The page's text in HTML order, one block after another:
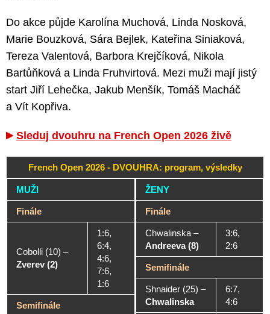
Do akce půjde Karolína Muchová, Linda Nosková,
Marie Bouzková, Sára Bejlek, Kateřina Siniaková,
Tereza Valentová, Barbora Krejčíková, Nikola
Bartůňková a Linda Fruhvirtová. Mezi muži mají jistý
start Jiří Lehečka, Jakub Menšík, Tomáš Macháč
a Vít Kopřiva.
Sleduj dvouhru na French Open 2026 živě
French Open 2026 - DVOUHRA: program, výsledky
MUŽI
Finále
Cobolli (10) –
Zverev (2)
1:6,
6:4,
4:6,
7:6,
1:6
Semifinále
ŽENY
Finále
Chwalinska –
Andreeva (8)
3:6,
2:6
Semifinále
Shnaider (25) –
Chwalinska
6:7,
4:6